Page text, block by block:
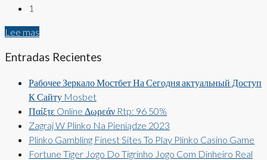
1
Lee mas
Entradas Recientes
Рабочее Зеркало Мостбет На Сегодня актуальный Доступ
К Сайту Mosbet
Παίξτε Online Δωρεάν Rtp: 96 50%
Zagraj W Plinko Na Pieniądze 2023
Plinko Gambling Finest Sites To Play Plinko Casino Game
Fortune Tiger Jogo Do Tigrinho Jogo Com Dinheiro Real